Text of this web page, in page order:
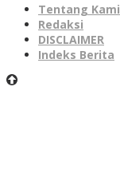
Tentang Kami
Redaksi
DISCLAIMER
Indeks Berita